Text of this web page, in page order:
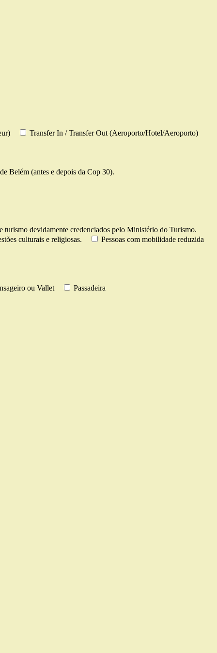
Transfer In / Transfer Out (Aeroporto/Hotel/Aeroporto)
Belém (antes e depois da Cop 30).
turismo devidamente credenciados pelo Ministério do Turismo.
culturais e religiosas.
Pessoas com mobilidade reduzida
ou Vallet Passadeira